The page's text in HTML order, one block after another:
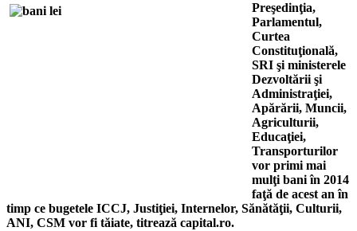
Preşedinţia,
Parlamentul,
Curtea
Constituţională,
SRI şi ministerele
Dezvoltării şi
Administraţiei,
Apărării, Muncii,
Agriculturii,
Educaţiei,
Transporturilor
vor primi mai
mulţi bani în 2014
faţă de acest an în
timp ce bugetele ICCJ, Justiţiei, Internelor, Sănătăţii, Culturii,
ANI, CSM vor fi tăiate, titrează capital.ro.